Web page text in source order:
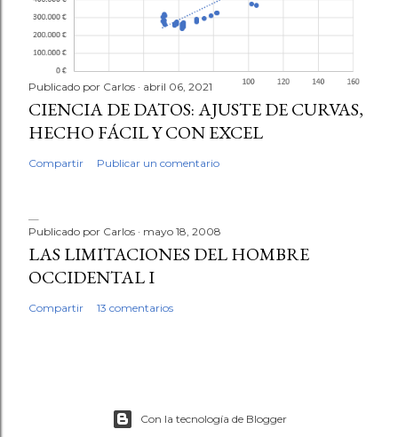
Publicado por Carlos abril 06, 2021
CIENCIA DE DATOS: AJUSTE DE CURVAS,
HECHO FÁCIL Y CON EXCEL
Compartir Publicar un comentario
Publicado por Carlos mayo 18, 2008
LAS LIMITACIONES DEL HOMBRE
OCCIDENTAL I
Compartir 13 comentarios
Con la tecnología de Blogger